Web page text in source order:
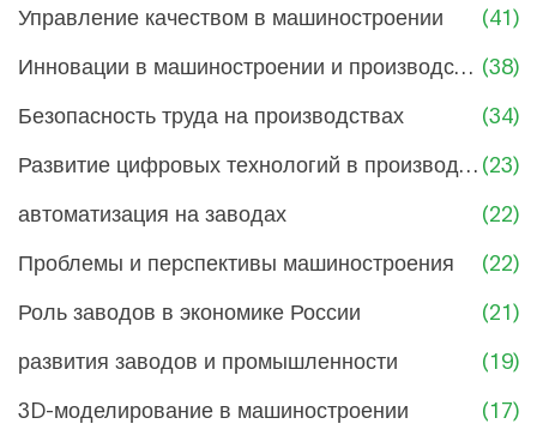
Управление качеством в машиностроении
(41)
Инновации в машиностроении и производстве (38)
Безопасность труда на производствах
(34)
Развитие цифровых технологий в производстве (23)
автоматизация на заводах
(22)
Проблемы и перспективы машиностроения
(22)
Роль заводов в экономике России
(21)
развития заводов и промышленности
(19)
3D-моделирование в машиностроении
(17)